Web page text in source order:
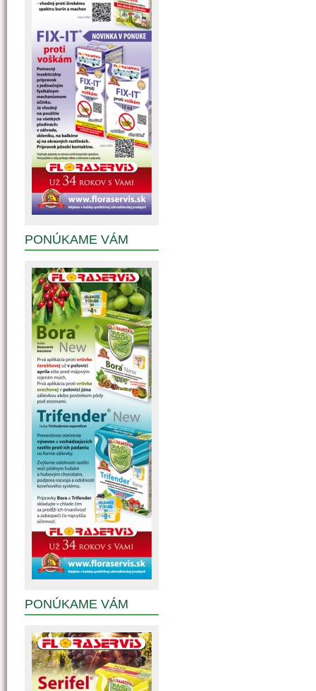
PONÚKAME VÁM
PONÚKAME VÁM